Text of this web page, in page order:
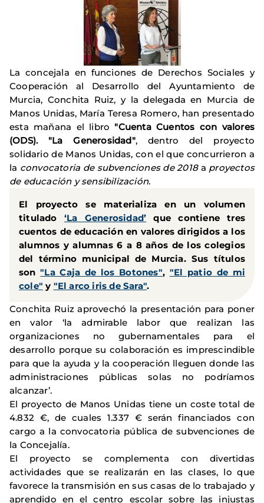
La concejala en funciones de Derechos Sociales y
Cooperación al Desarrollo del Ayuntamiento de
Murcia, Conchita Ruiz, y la delegada en Murcia de
Manos Unidas, María Teresa Romero, han presentado
esta mañana el libro "Cuenta Cuentos con valores
(ODS). "La Generosidad", dentro del proyecto
solidario de Manos Unidas, con el que concurrieron a
la convocatoria de subvenciones de 2018a proyectos
de educación y sensibilización.
El proyecto se materializa en un volumen
titulado
‘La Generosidad’ que contiene tres
cuentos de educación en valores dirigidos a los
alumnos y alumnas 6 a 8 años de los colegios
del término municipal de Murcia. Sus títulos
son"La Caja de los Botones", "El patio de mi
cole" y "El arco iris de Sara".
Conchita Ruiz aprovechó la presentación para poner
en valor ‘la admirable labor que realizan las
organizaciones no gubernamentales para el
desarrollo porque su colaboración es imprescindible
para que la ayuda y la cooperación lleguen donde las
administraciones públicas solas no podríamos
alcanzar’.
El proyecto de Manos Unidas tiene un coste total de
4.832 €, de cuales 1.337 € serán financiados con
cargo a la convocatoria pública de subvenciones de
la Concejalía.
El proyecto se complementa con divertidas
actividades que se realizarán en las clases, lo que
favorece la transmisión en sus casas de lo trabajado y
aprendido en el centro escolar sobre las injustas